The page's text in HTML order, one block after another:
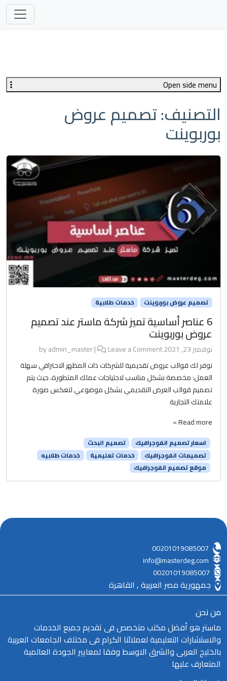
التصنيف:تصميم عروض
بوربوينت
تصميم عروض بوربوينت خدمات طلابية
6 عناصر أساسية تميز شركة ماستر عند تصميم
عروض بوربوينت
نوفمبر 23, 2021 admin_master|
Leave a Comment
نوفر لك قوالب عروض تقديمية للشركات ذات المظهر الاحترافي سهلة
العمل: مخصصة بشكل مناسب لاحتياجات عملك المتطورة، حيث يتم
تصميم قوالب العرض التقديمي بشكل موضوعي لتعكس صورة
علامتك التجارية
Read more »
اسعار تصميم انفوجرافيك
تصميم البحث
تصميمات انفوجرافيك
خدمات تعليمية
خدمات طلابيه
موقع تصميم انفوجرافيك
Open side menu
00201019085007
info@masterdeg.com
00201019085007
جمهورية مصر العربية , القاهرة
من نحن
ماستر هو أفضل مكتب متخصص فى تقديم جميع الخدمات
والاستشارات التعليمية لعملائنا الكرام فى مختلف الجامعات العربية
بالخليج العربى والشرق الاوسط وفقا لمعايير الجودة العالمية
المتعارف عليها